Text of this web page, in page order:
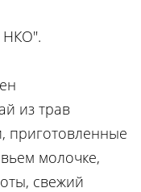
НКО".
из трав
приготовленные
молочке,
свежий